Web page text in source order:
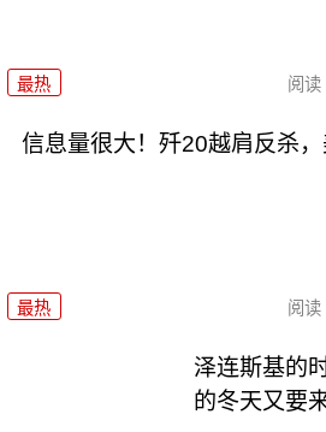
最热 阅读
信息量很大！歼20越肩反杀
最热 阅读
泽连斯基的
的冬天又要